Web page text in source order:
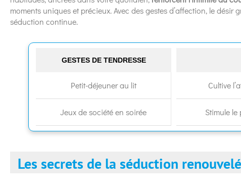
moments uniques et précieux. Avec des gestes d’affection, le désir
séduction continue.
GESTES DE TENDRESSE
Petit-déjeuner au lit Cultive
Jeux de société en soirée Stimule le
Les secrets de la séduction